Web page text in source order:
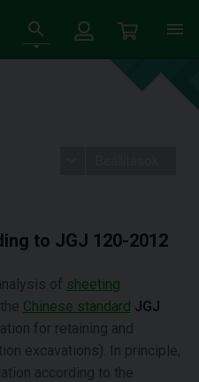
to JGJ 120-2012
of sheeting
Chinese standard JGJ
for retaining and
excavations). In principle,
according to the